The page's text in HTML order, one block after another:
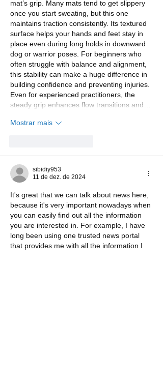
mat’s grip. Many mats tend to get slippery
once you start sweating, but this one
maintains traction consistently. Its textured
surface helps your hands and feet stay in
place even during long holds in downward
dog or warrior poses. For beginners who
often struggle with balance and alignment,
this stability can make a huge difference in
building confidence and preventing injuries.
Even for experienced practitioners, the
steady grip enhances flow transitions and…
Mostrar mais
sibidiy953
11 de dez. de 2024
It's great that we can talk about news here,
because it's very important nowadays when
you can easily find out all the information
you are interested in. For example, I have
long been using one trusted news portal
that provides me with all the information I